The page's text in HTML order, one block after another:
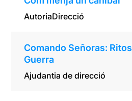
AutoriaDirecció
Comando Señoras:
Guerra
Ajudantia de direcció